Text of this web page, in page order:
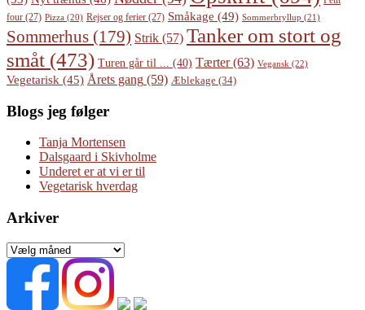
four (27) Pizza (20) Rejser og ferier (27) Småkage (49) Sommerbryllup (21)
Sommerhus (179) Strik (57) Tanker om stort og
småt (473) Turen går til ... (40) Tærter(63) Vegansk (22)
Vegetarisk (45) Årets gang (59) Æblekage (34)
Blogs jeg følger
Tanja Mortensen
Dalsgaard i Skivholme
Underet er at vi er til
Vegetarisk hverdag
Arkiver
Arkiver